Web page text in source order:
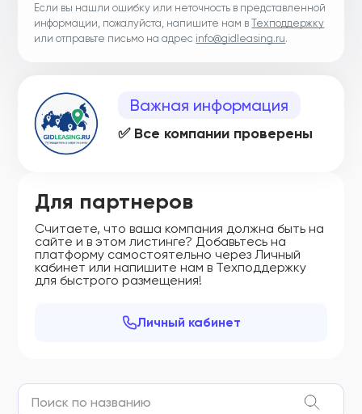
Если вы нашли ошибку или неточность в представленной
информации, пожалуйста, напишите нам вТехподдержку
или отправьте письмо на адрес info@gidleasing.ru.
Важная информация
✅ Все компании проверены
Для партнеров
Считаете, что ваша компания должна быть на
сайте и в этом листинге? Добавьтесь на
платформу самостоятельно через Личный
кабинет или напишите нам в Техподдержку
для быстрого размещения!
Личный кабинет